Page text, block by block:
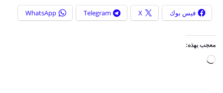
فيس بوك X
Telegram
WhatsApp
معجب بهذه: